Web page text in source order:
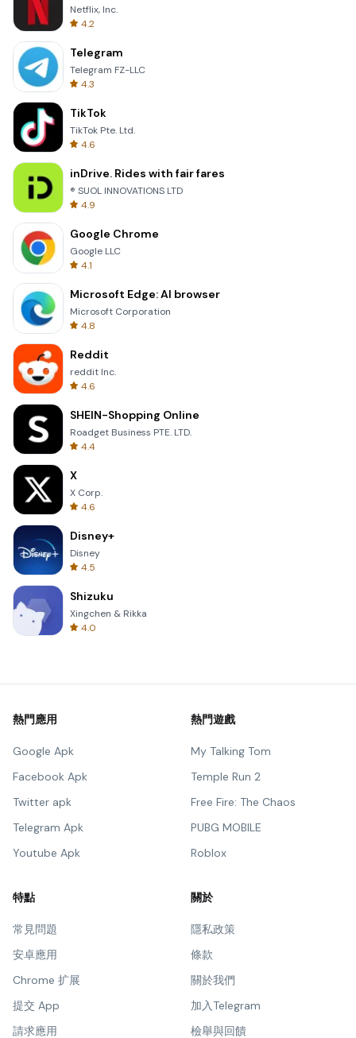
Netflix, Inc.
4.2
Telegram
Telegram FZ-LLC
4.3
TikTok
TikTok Pte. Ltd.
4.6
inDrive. Rides with fair fares
® SUOL INNOVATIONS LTD
4.9
Google Chrome
Google LLC
4.1
Microsoft Edge: AI browser
Microsoft Corporation
4.8
Reddit
reddit Inc.
4.6
SHEIN-Shopping Online
Roadget Business PTE. LTD.
4.4
X
X Corp.
4.6
Disney+
Disney
4.5
Shizuku
Xingchen & Rikka
4.0
熱門應用
Google Apk
Facebook Apk
Twitter apk
Telegram Apk
Youtube Apk
熱門遊戲
My Talking Tom
Temple Run 2
Free Fire: The Chaos
PUBG MOBILE
Roblox
特點
常見問題
安卓應用
Chrome 扩展
提交 App
請求應用
關於
隱私政策
條款
關於我們
加入Telegram
檢舉與回饋